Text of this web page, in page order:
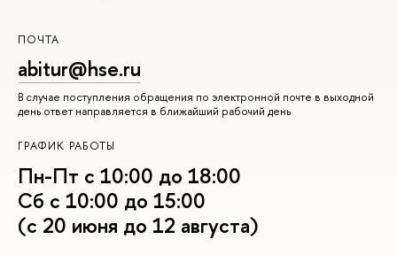
ПОЧТА
abitur@hse.ru
В случае поступления обращения по электронной почте в выходной
день ответ направляется в ближайший рабочий день
ГРАФИК РАБОТЫ
Пн-Пт с 10:00 до 18:00
Сб с 10:00 до 15:00
(с 20 июня до 12 августа)